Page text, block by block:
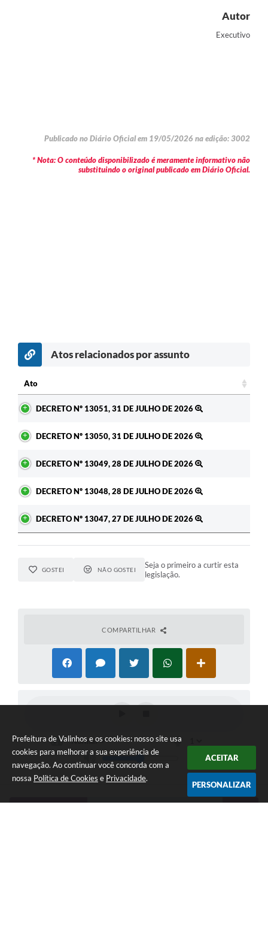
Prefeitura de Valinhos e os cookies: nosso site usa
cookies para melhorar a sua experiência de
navegação. Ao continuar você concorda com a
nossa Política de Cookies e Privacidade.
ACEITAR
PERSONALIZAR
Autor
Executivo
Publicado no Diário Oficial em 19/05/2026 na edição: 3002
* Nota: O conteúdo disponibilizado é meramente informativo não
substituindo o original publicado em Diário Oficial.
Atos relacionados por assunto
Ato
DECRETO Nº 13051, 31 DE JULHO DE 2026
DECRETO Nº 13050, 31 DE JULHO DE 2026
DECRETO Nº 13049, 28 DE JULHO DE 2026
DECRETO Nº 13048, 28 DE JULHO DE 2026
DECRETO Nº 13047, 27 DE JULHO DE 2026
GOSTEI NÃO GOSTEI
Seja o primeiro a curtir esta
legislação.
COMPARTILHAR